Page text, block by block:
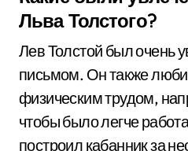
Льва Толстого?
Лев Толстой был очень
письмом. Он также
физическим трудом,
чтобы было легче
построил кабанник за